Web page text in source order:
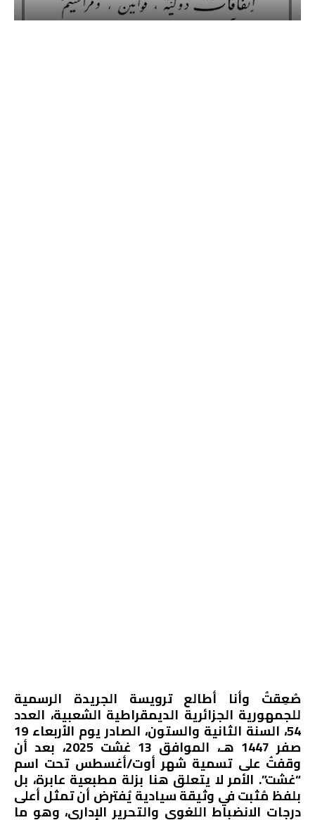
صُعِقتُ وأنا أطالع ترويسة الجريدة الرسمية
للجمهورية الجزائرية الديمقراطية الشعبية، العدد
54، السنة الثانية والستون، الصادر يوم الأربعاء 19
صفر 1447 هـ، الموافق 13 غشت 2025، بعد أن
وقفتُ على تسمية شهر أوت/أغسطس تحت اسم
“غشت”. الأمر لا يتعلق هنا بزلة مطبعية عابرة، بل
بلفظ مُثبت في وثيقة سيادية يُفترض أن تمثل أعلى
درجات الانضباط اللغوي والتحرير الإداري، وهو ما